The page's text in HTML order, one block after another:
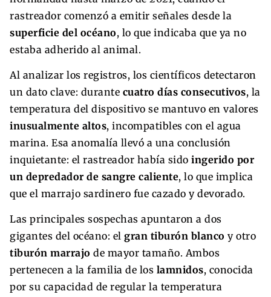
rastreador comenzó a emitir señales desde la
superficie del océano, lo que indicaba que ya no
estaba adherido al animal.
Al analizar los registros, los científicos detectaron
un dato clave: durante cuatro días consecutivos, la
temperatura del dispositivo se mantuvo en valores
inusualmente altos, incompatibles con el agua
marina. Esa anomalía llevó a una conclusión
inquietante: el rastreador había sido ingerido por
un depredador de sangre caliente, lo que implica
que el marrajo sardinero fue cazado y devorado.
Las principales sospechas apuntaron a dos
gigantes del océano: el gran tiburón blanco y otro
tiburón marrajo de mayor tamaño. Ambos
pertenecen a la familia de los lamnidos, conocida
por su capacidad de regular la temperatura